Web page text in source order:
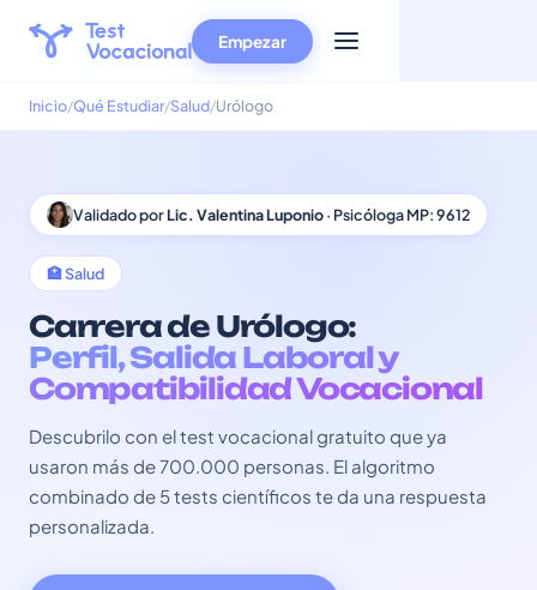
Empezar
Inicio Qué Estudiar Salud Urólogo
Validado porLic. Valentina Luponio· Psicóloga MP: 9612
🏥 Salud
Carrera de Urólogo:
Perfil, Salida Laboral y
Compatibilidad Vocacional
Descubrilo con el test vocacional gratuito que ya
usaron más de 700.000 personas. El algoritmo
combinado de 5 tests científicos te da una respuesta
personalizada.